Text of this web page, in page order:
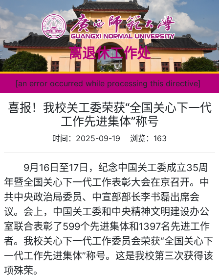
离退休工作处
[an error occurred while processing this directive]
喜报！我校关工委荣获“全国关心下一代
工作先进集体”称号
时间：2025-09-19 浏览： 163
9月16日至17日，纪念中国关工委成立35周
年暨全国关心下一代工作表彰大会在京召开。中
共中央政治局委员、中宣部部长李书磊出席会
议。会上，中国关工委和中央精神文明建设办公
室联合表彰了599个先进集体和1397名先进工作
者。我校关心下一代工作委员会荣获“全国关心下
一代工作先进集体”称号。这是我校第三次获得该
项殊荣。